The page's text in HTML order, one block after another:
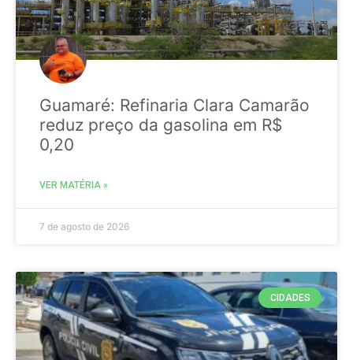
Guamaré: Refinaria Clara Camarão
reduz preço da gasolina em R$
0,20
VER MATÉRIA »
7 de agosto de 2026
CIDADES